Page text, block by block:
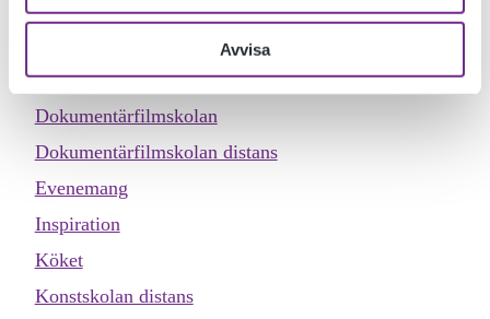
Avvisa
Designskolan
Dokumentärfilmskolan
Dokumentärfilmskolan distans
Evenemang
Inspiration
Köket
Konstskolan distans